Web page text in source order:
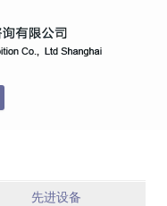
先进设备